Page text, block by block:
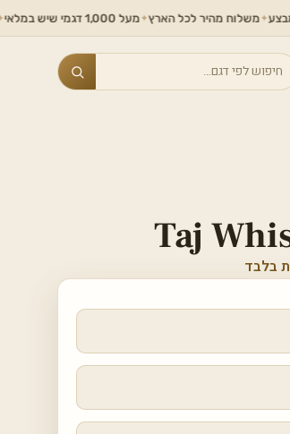
מהיר לכל הארץ✦ מעל 1,000 דגמי שיש במלאי ✦
Search
בלבד